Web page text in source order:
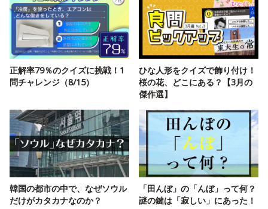
正解率79％のクイズに挑戦！1
問チャレンジ（8/15）
ひな人形をクイズで飾り付け！
桜の花、どこにある？【3月の
傑作選】
韓国の都市の中で、なぜソウル
だけがカタカナなのか？
「田んぼ」の「んぼ」って何？
謎の鍵は「寂しい」にあった！